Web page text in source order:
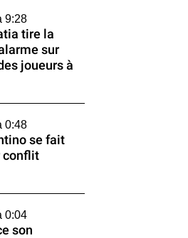
9:28
tire la
sur
joueurs à
0:48
se fait
conflit
0:04
son